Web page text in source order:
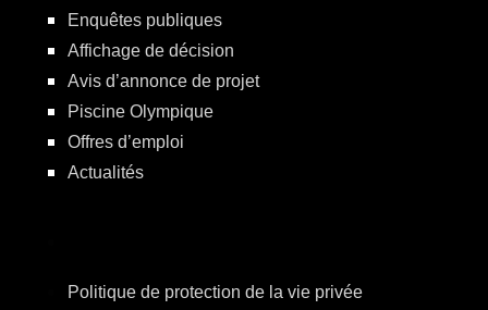
Enquêtes publiques
Affichage de décision
Avis d’annonce de projet
Piscine Olympique
Offres d’emploi
Actualités
Politique de protection de la vie privée